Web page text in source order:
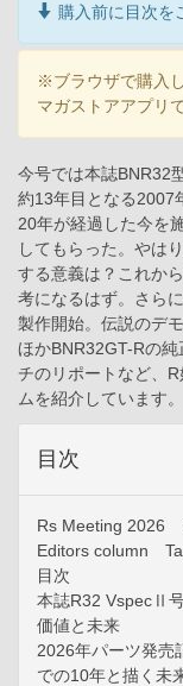
購入前に目次を
※ブラウザで購入
マガストアアプリ
今号では本誌BNR32
約13年目となる2007
20年が経過した今を
してもらった。やは
する意義は？これか
考になるはず。さら
製作開始。伝説のデ
ほかBNR32GT-Rの
チのリポートなど、
ムを紹介しています。
目次
Rs Meeting 2026
Editors column
目次
本誌R32 VspecⅡ
価値と未来
2026年パーツ発売
での10年と描く未